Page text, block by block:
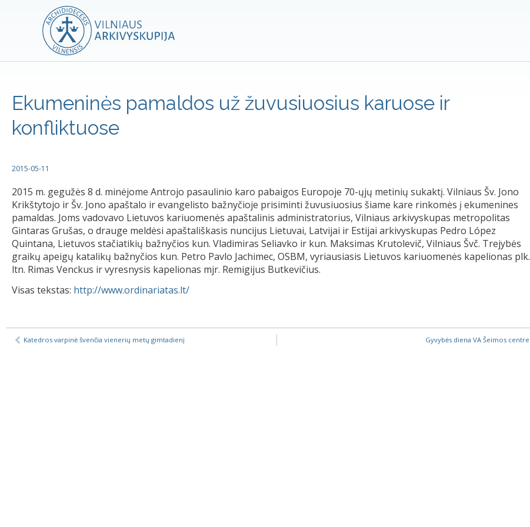
Ekumeninės pamaldos už žuvusiuosius karuose ir
konfliktuose
2015-05-11
2015 m. gegužės 8 d. minėjome Antrojo pasaulinio karo pabaigos Europoje 70-ųjų metinių sukaktį. Vilniaus Šv. Jono
Krikštytojo ir Šv. Jono apaštalo ir evangelisto bažnyčioje prisiminti žuvusiuosius šiame kare rinkomės į ekumenines
pamaldas. Joms vadovavo Lietuvos kariuomenės apaštalinis administratorius, Vilniaus arkivyskupas metropolitas
Gintaras Grušas, o drauge meldėsi apaštališkasis nuncijus Lietuvai, Latvijai ir Estijai arkivyskupas Pedro López
Quintana, Lietuvos stačiatikių bažnyčios kun. Vladimiras Seliavko ir kun. Maksimas Krutolevič, Vilniaus Švč. Trejybės
graikų apeigų katalikų bažnyčios kun. Petro Pavlo Jachimec, OSBM, vyriausiasis Lietuvos kariuomenės kapelionas plk.
ltn. Rimas Venckus ir vyresnysis kapelionas mjr. Remigijus Butkevičius.
Visas tekstas: http://www.ordinariatas.lt/
Katedros varpinė švenčia vienerių metų gimtadienį Gyvybės diena VA Šeimos centre